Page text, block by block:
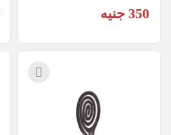
350 جنيه